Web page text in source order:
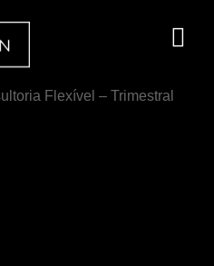
Flexível – Trimestral